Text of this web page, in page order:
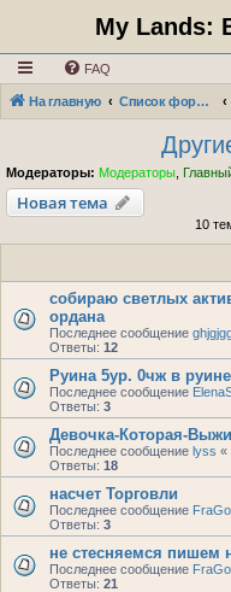
My Lands:
FAQ
На главную Список форумов
Модераторы: Модераторы
Новая тема
10
собираю светлых
ордана
Последнее сообщение
Ответы: 12
Руина 5ур. 0чж в
Последнее сообщение
Ответы: 3
Девочка-Которая-
Последнее сообщение lyss «
Ответы: 18
насчет Торговли
Последнее сообщение
Ответы: 3
не стесняемся пишем
Последнее сообщение
Ответы: 21